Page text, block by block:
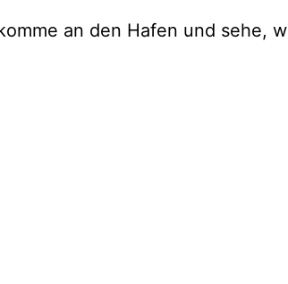
an den Hafen und sehe,